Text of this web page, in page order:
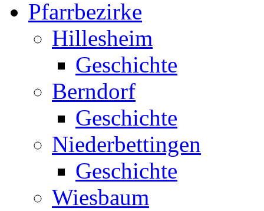
Pfarrbezirke
Hillesheim
Geschichte
Berndorf
Geschichte
Niederbettingen
Geschichte
Wiesbaum